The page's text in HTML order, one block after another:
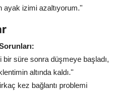
ayak izimi azaltıyorum."
süre sonra düşmeye başladı,
altında kaldı."
kez bağlantı problemi